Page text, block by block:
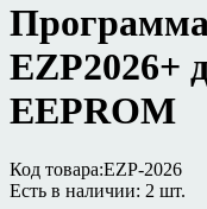
EZP2026+
EEPROM
Код товара:EZP-2026
Есть в наличии: 2 шт.